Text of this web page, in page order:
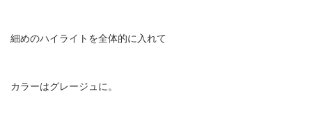
細めのハイライトを全体的に入れて
カラーはグレージュに。